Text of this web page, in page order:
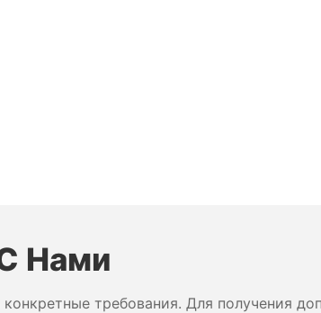
Нами
требования. Для получения